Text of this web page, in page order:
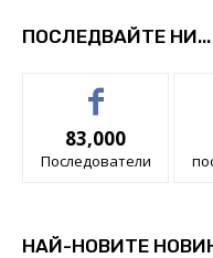
ПОСЛЕДВАЙТЕ НИ...
83,000
Последователи
НАЙ-НОВИТЕ